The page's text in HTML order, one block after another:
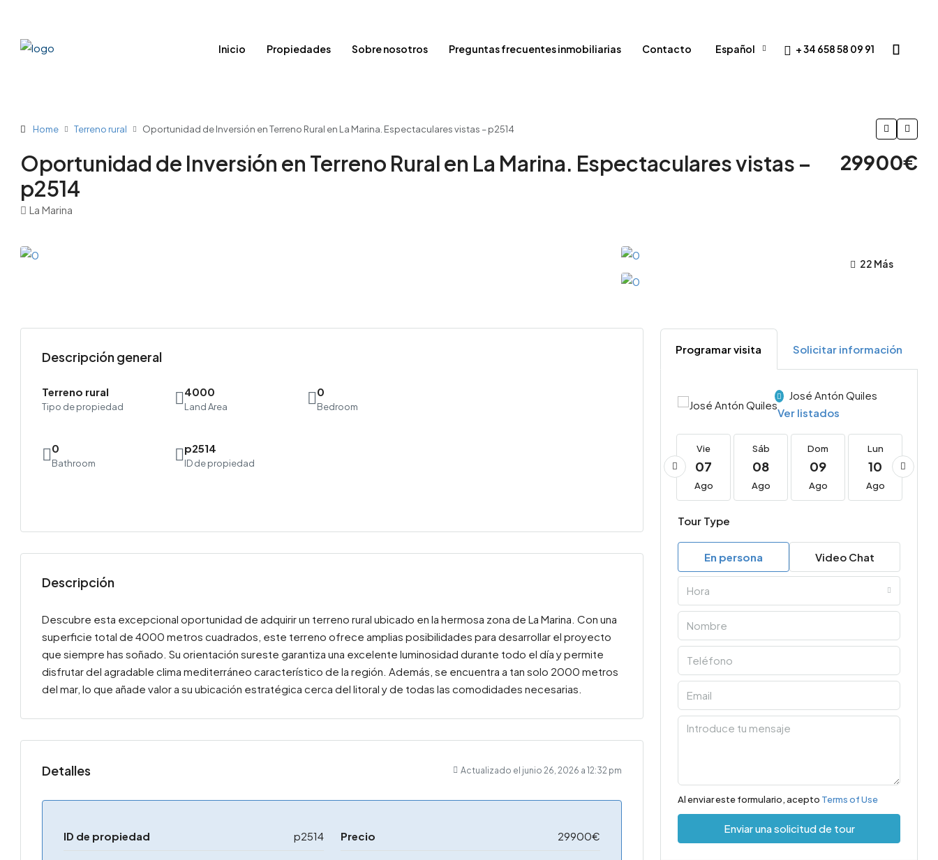
Inicio Propiedades Sobre nosotros Preguntas frecuentes inmobiliarias Contacto Español + 34 658 58 09 91
Home Terreno rural Oportunidad de Inversión en Terreno Rural en La Marina. Espectaculares vistas – p2514
Oportunidad de Inversión en Terreno Rural en La Marina. Espectaculares vistas –
p2514
La Marina
29900€
22 Más
Descripción general
Terreno rural
Tipo de propiedad
4000
Land Area
0
Bedroom
0
Bathroom
p2514
ID de propiedad
Descripción
Descubre esta excepcional oportunidad de adquirir un terreno rural ubicado en la hermosa zona de La Marina. Con una
superficie total de 4000 metros cuadrados, este terreno ofrece amplias posibilidades para desarrollar el proyecto
que siempre has soñado. Su orientación sureste garantiza una excelente luminosidad durante todo el día y permite
disfrutar del agradable clima mediterráneo característico de la región. Además, se encuentra a tan solo 2000 metros
del mar, lo que añade valor a su ubicación estratégica cerca del litoral y de todas las comodidades necesarias.
Detalles Actualizado el junio 26, 2026 a 12:32 pm
ID de propiedad p2514 Precio 29900€
Programar visita Solicitar información
José Antón Quiles
Ver listados
Vie
07
Ago
Sáb
08
Ago
Dom
09
Ago
Lun
10
Ago
Tour Type
En persona Video Chat
Hora
Al enviar este formulario, acepto Terms of Use
Enviar una solicitud de tour